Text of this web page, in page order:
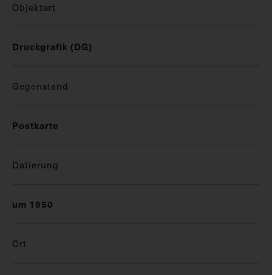
Objektart
Druckgrafik (DG)
Gegenstand
Postkarte
Datierung
um 1950
Ort